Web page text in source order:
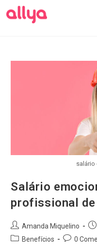
salário
Salário
profissional de
Amanda Miquelino
Benefícios
0